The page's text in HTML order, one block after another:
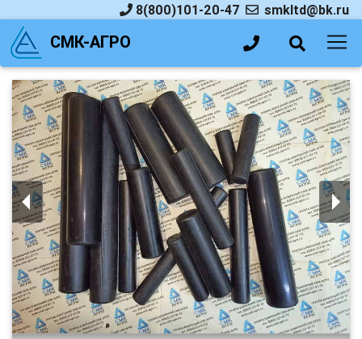
8(800)101-20-47 smkltd@bk.ru
СМК-АГРО